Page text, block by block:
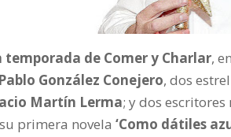
temporada de Comer y Charlar,
Pablo González Conejero, dos
Martín Lerma; y dos
primera novela ‘Como dátiles